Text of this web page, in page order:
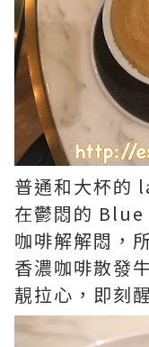
普通和大杯的
在鬱悶的
咖啡解解悶，
香濃咖啡散發
靚拉心，即刻